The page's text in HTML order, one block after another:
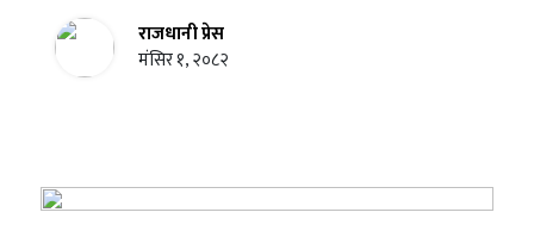
राजधानी प्रेस
मंसिर १, २०८२